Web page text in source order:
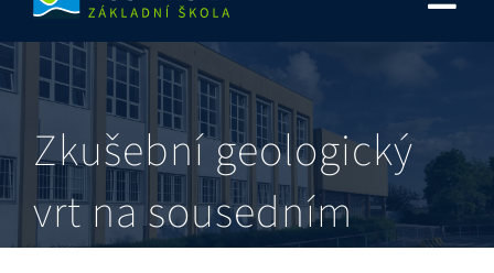
Zkušební geologický
vrt na sousedním